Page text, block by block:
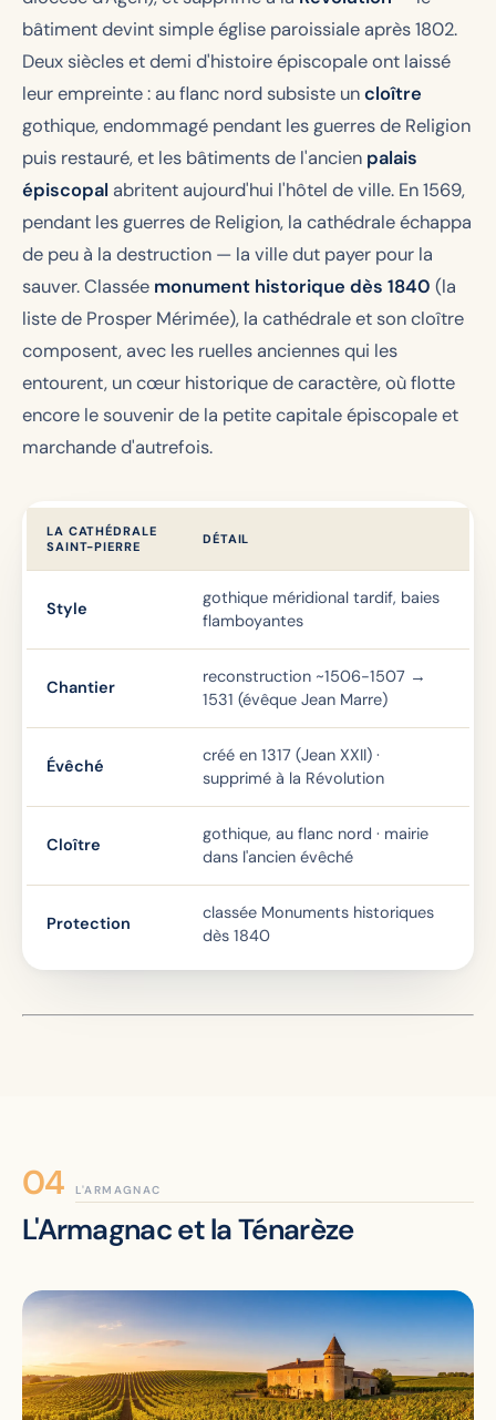
bâtiment devint simple église paroissiale après 1802.
Deux siècles et demi d'histoire épiscopale ont laissé
leur empreinte : au flanc nord subsiste uncloître
gothique, endommagé pendant les guerres de Religion
puis restauré, et les bâtiments de l'ancien palais
épiscopal abritent aujourd'hui l'hôtel de ville. En 1569,
pendant les guerres de Religion, la cathédrale échappa
de peu à la destruction — la ville dut payer pour la
sauver. Classée monument historique dès 1840 (la
liste de Prosper Mérimée), la cathédrale et son cloître
composent, avec les ruelles anciennes qui les
entourent, un cœur historique de caractère, où flotte
encore le souvenir de la petite capitale épiscopale et
marchande d'autrefois.
LA CATHÉDRALE
SAINT-PIERRE
DÉTAIL
Style
gothique méridional tardif, baies
flamboyantes
Chantier
reconstruction ~1506-1507 →
1531 (évêque Jean Marre)
Évêché
créé en 1317 (Jean XXII) ·
supprimé à la Révolution
Cloître
gothique, au flanc nord · mairie
dans l'ancien évêché
Protection
classée Monuments historiques
dès 1840
L'ARMAGNAC
L'Armagnac et la Ténarèze